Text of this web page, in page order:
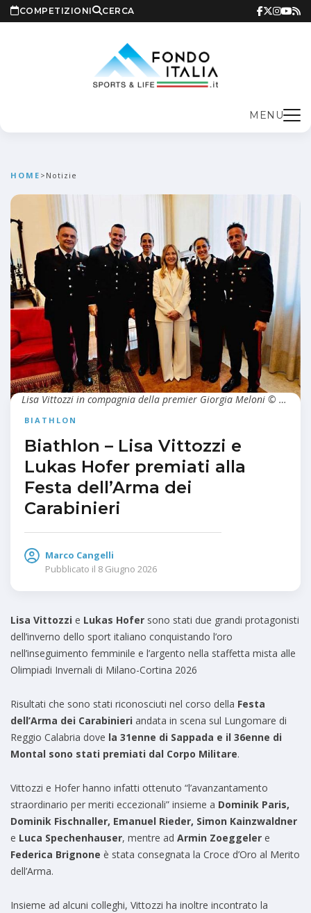
COMPETIZIONI CERCA
MENU
HOME > Notizie
BIATHLON
Biathlon – Lisa Vittozzi e
Lukas Hofer premiati alla
Festa dell’Arma dei
Carabinieri
Marco Cangelli
Pubblicato il 8 Giugno 2026
Lisa Vittozzi in compagnia della premier Giorgia Meloni © Profilo Instagram Lisa Vittozzi
Lisa Vittozzi e Lukas Hofer sono stati due grandi protagonisti
dell’inverno dello sport italiano conquistando l’oro
nell’inseguimento femminile e l’argento nella staffetta mista alle
Olimpiadi Invernali di Milano-Cortina 2026
Risultati che sono stati riconosciuti nel corso della Festa
dell’Arma dei Carabinieri andata in scena sul Lungomare di
Reggio Calabria dove la 31enne di Sappada e il 36enne di
Montal sono stati premiati dal Corpo Militare.
Vittozzi e Hofer hanno infatti ottenuto “l’avanzantamento
straordinario per meriti eccezionali” insieme a Dominik Paris,
Dominik Fischnaller, Emanuel Rieder, Simon Kainzwaldner
e Luca Spechenhauser, mentre ad Armin Zoeggeler e
Federica Brignone è stata consegnata la Croce d’Oro al Merito
dell’Arma.
Insieme ad alcuni colleghi, Vittozzi ha inoltre incontrato la